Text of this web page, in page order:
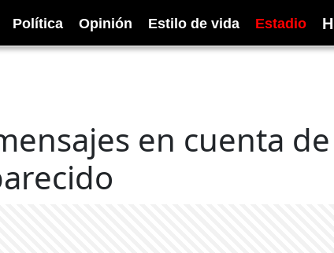
Política Opinión Estilo de vida Estadio H
en cuenta de